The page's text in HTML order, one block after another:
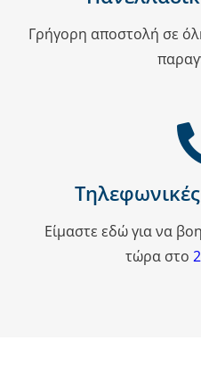
Γρήγορη αποστολή σε
Είμαστε εδώ για να
τώρα στο